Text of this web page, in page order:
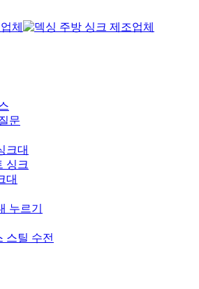
문
크대
싱크
대
누르기
스틸 수전